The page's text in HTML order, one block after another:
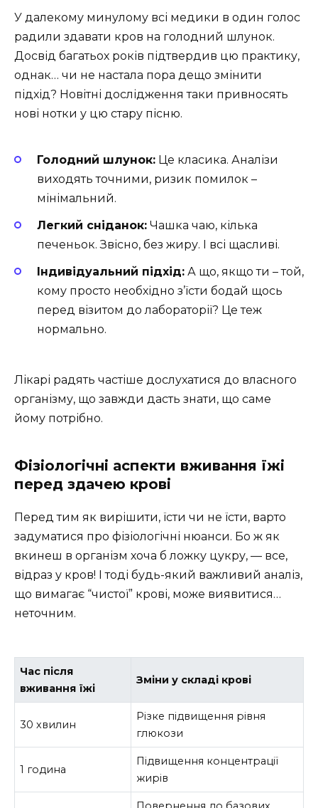
У далекому минулому всі медики в один голос
радили здавати кров на голодний шлунок.
Досвід багатьох років підтвердив цю практику,
однак… чи не настала пора дещо змінити
підхід? Новітні дослідження таки привносять
нові нотки у цю стару пісню.
Голодний шлунок: Це класика. Аналізи
виходять точними, ризик помилок –
мінімальний.
Легкий сніданок: Чашка чаю, кілька
печеньок. Звісно, без жиру. І всі щасливі.
Індивідуальний підхід: А що, якщо ти – той,
кому просто необхідно з’їсти бодай щось
перед візитом до лабораторії? Це теж
нормально.
Лікарі радять частіше дослухатися до власного
організму, що завжди дасть знати, що саме
йому потрібно.
Фізіологічні аспекти вживання їжі
перед здачею крові
Перед тим як вирішити, їсти чи не їсти, варто
задуматися про фізіологічні нюанси. Бо ж як
вкинеш в організм хоча б ложку цукру, — все,
відраз у кров! І тоді будь-який важливий аналіз,
що вимагає “чистої” крові, може виявитися…
неточним.
Час після
вживання їжі
Зміни у складі крові
30 хвилин
Різке підвищення рівня
глюкози
1 година
Підвищення концентрації
жирів